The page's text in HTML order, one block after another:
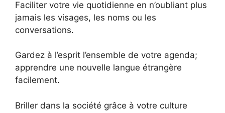
Faciliter votre vie quotidienne en n’oubliant plus
jamais les visages, les noms ou les
conversations.
Gardez à l’esprit l’ensemble de votre agenda;
apprendre une nouvelle langue étrangère
facilement.
Briller dans la société grâce à votre culture